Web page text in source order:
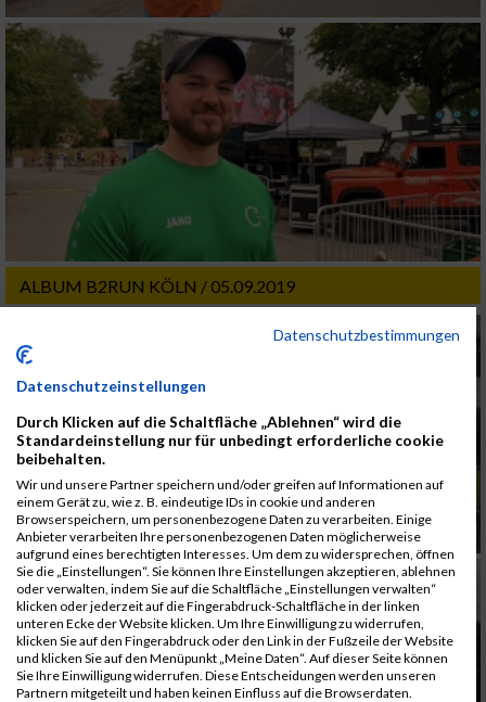
ALBUM B2RUN KÖLN / 05.09.2019
Datenschutzbestimmungen
Datenschutzeinstellungen
Durch Klicken auf die Schaltfläche „Ablehnen“ wird die
Standardeinstellung nur für unbedingt erforderliche cookie
beibehalten.
Wir und unsere Partner speichern und/oder greifen auf Informationen auf
einem Gerät zu, wie z. B. eindeutige IDs in cookie und anderen
Browserspeichern, um personenbezogene Daten zu verarbeiten. Einige
Anbieter verarbeiten Ihre personenbezogenen Daten möglicherweise
aufgrund eines berechtigten Interesses. Um dem zu widersprechen, öffnen
Sie die „Einstellungen“. Sie können Ihre Einstellungen akzeptieren, ablehnen
oder verwalten, indem Sie auf die Schaltfläche „Einstellungen verwalten“
klicken oder jederzeit auf die Fingerabdruck-Schaltfläche in der linken
unteren Ecke der Website klicken. Um Ihre Einwilligung zu widerrufen,
klicken Sie auf den Fingerabdruck oder den Link in der Fußzeile der Website
und klicken Sie auf den Menüpunkt „Meine Daten“. Auf dieser Seite können
Sie Ihre Einwilligung widerrufen. Diese Entscheidungen werden unseren
Partnern mitgeteilt und haben keinen Einfluss auf die Browserdaten.